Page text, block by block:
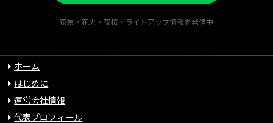
夜景・花火・夜桜・ライトアップ情報を発信中
ホーム
はじめに
運営会社情報
代表プロフィール